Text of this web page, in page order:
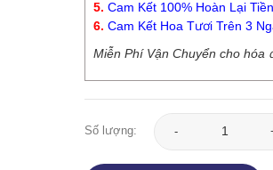
5. Cam Kết 100% Hoàn Lại
6. Cam Kết Hoa Tươi Trên 3
Miễn Phí Vận Chuyển cho hóa
Số lượng:
Lan Hồ Điệp - LHD126